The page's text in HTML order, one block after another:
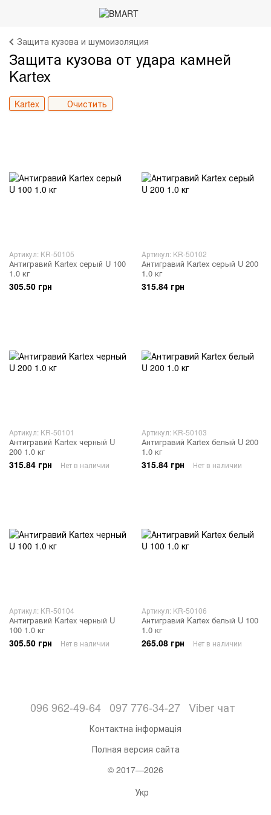
Защита кузова и шумоизоляция
Защита кузова от удара камней
Kartex
Kartex Очистить
Артикул: KR-50105
Антигравий Kartex серый U 100
1.0 кг
305.50 грн
Артикул: KR-50102
Антигравий Kartex серый U 200
1.0 кг
315.84 грн
Артикул: KR-50101
Антигравий Kartex черный U
200 1.0 кг
315.84 грн Нет в наличии
Артикул: KR-50103
Антигравий Kartex белый U 200
1.0 кг
315.84 грн Нет в наличии
Артикул: KR-50104
Антигравий Kartex черный U
100 1.0 кг
305.50 грн Нет в наличии
Артикул: KR-50106
Антигравий Kartex белый U 100
1.0 кг
265.08 грн Нет в наличии
096 962-49-64 097 776-34-27 Viber чат
Контактна інформація
Полная версия сайта
© 2017—2026
Укр